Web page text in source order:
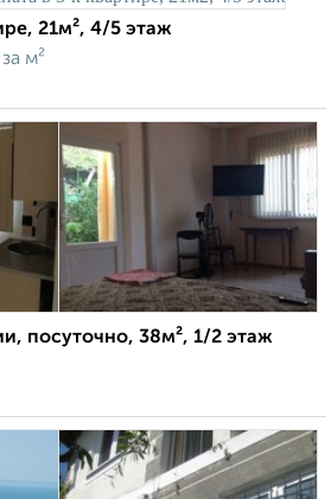
21м², 4/5 этаж
за м²
посуточно, 38м², 1/2 этаж